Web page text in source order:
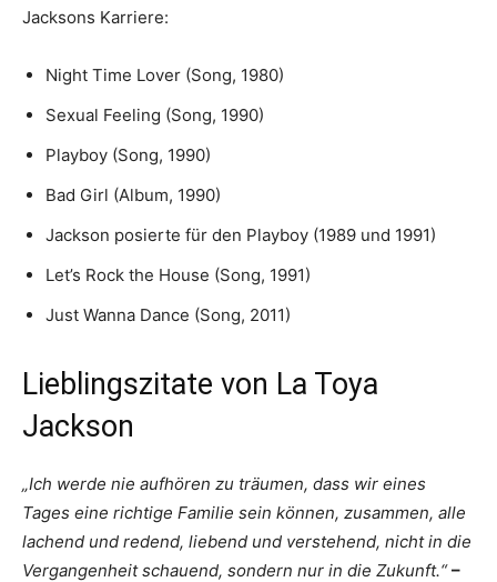
Jacksons Karriere:
Night Time Lover (Song, 1980)
Sexual Feeling (Song, 1990)
Playboy (Song, 1990)
Bad Girl (Album, 1990)
Jackson posierte für den Playboy (1989 und 1991)
Let’s Rock the House (Song, 1991)
Just Wanna Dance (Song, 2011)
Lieblingszitate von La Toya
Jackson
„Ich werde nie aufhören zu träumen, dass wir eines
Tages eine richtige Familie sein können, zusammen, alle
lachend und redend, liebend und verstehend, nicht in die
Vergangenheit schauend, sondern nur in die Zukunft.“–